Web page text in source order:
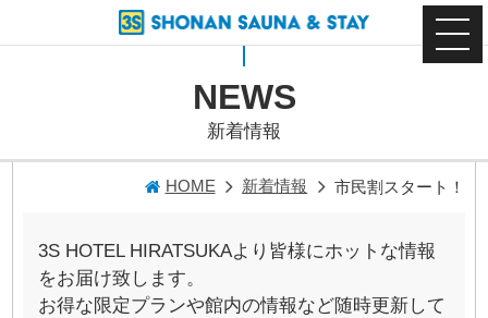
NEWS
新着情報
HOME 新着情報 市民割スタート！
3S HOTEL HIRATSUKAより皆様にホットな情報
をお届け致します。
お得な限定プランや館内の情報など随時更新して